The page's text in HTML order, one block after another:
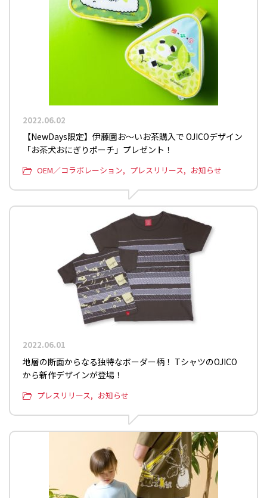
2022.06.02
【NewDays限定】伊藤園お～いお茶購入で OJICOデザイン
「お茶犬おにぎりポーチ」プレゼント！
OEM／コラボレーション プレスリリース お知らせ
2022.06.01
地層の断面からなる独特なボーダー柄！ TシャツのOJICO
から新作デザインが登場！
プレスリリース お知らせ